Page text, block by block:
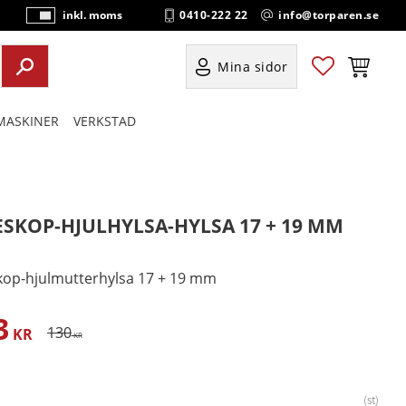
P
ri
s
e
vi
inkl. moms 0410-222 22 info@torparen.se
Mina sidor Favoriter
VERKSTAD
HJULHYLSA-HYLSA 17 + 19 MM
hjulmutterhylsa 17 + 19 mm
pris:
KR Ordinarie pris:
130KR
st